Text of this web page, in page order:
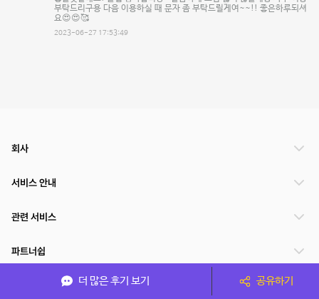
부탁드리구용 다음 이용하실 때 문자 좀 부탁드릴게여~~!! 좋은하루되셔
요😍😍🥰
2023-06-27 17:53:49
더 많은 후기 보기 공유하기
회사
서비스 안내
관련 서비스
파트너쉽
서비스 제공 국가